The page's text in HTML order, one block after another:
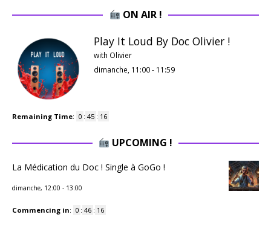
ON AIR !
Play It Loud By Doc Olivier !
with Olivier
dimanche, 11:00- 11:59
Remaining Time: 0 : 45 : 15
UPCOMING !
La Médication du Doc ! Single à GoGo !
dimanche, 12:00 - 13:00
Commencing in: 0 : 46 : 15